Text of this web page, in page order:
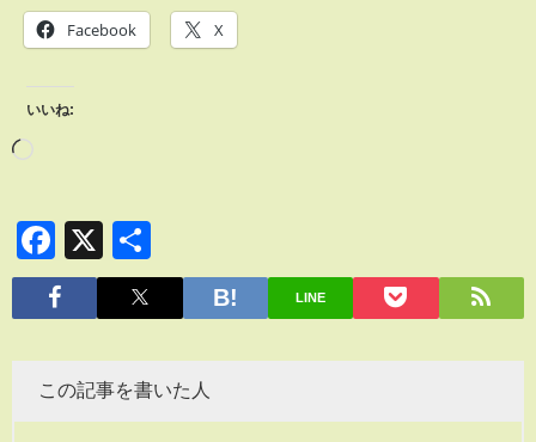
Facebook X
いいね:
Facebook
X
有
LINE
この記事を書いた人